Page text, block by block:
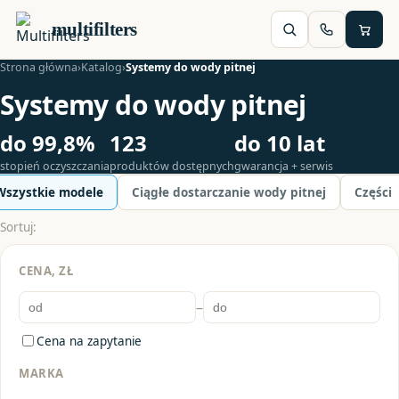
multifilters
Strona główna›Katalog›Systemy do wody pitnej
Systemy do wody pitnej
do 99,8%
stopień oczyszczania
123
produktów dostępnych
do 10 lat
gwarancja + serwis
modele Ciągłe dostarczanie wody pitnej Części
Sortuj:
CENA, ZŁ
–
Cena na zapytanie
MARKA